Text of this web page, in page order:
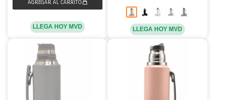
LLEGA HOY MVD LLEGA HOY MVD